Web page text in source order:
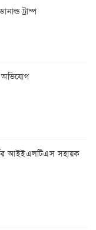
ট্রাম্প
অভিযোগ
আইইএলটিএস সহায়ক